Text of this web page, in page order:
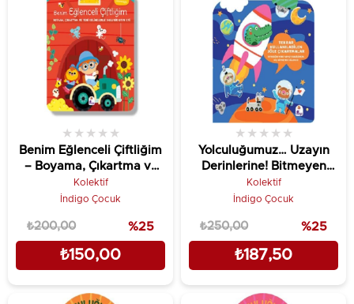
Benim Eğlenceli Çiftliğim
– Boyama, Çıkartma ve
Yeni Kelimelerle Dolu Bir
Oyun Evi (6 sayfa
★ ★ ★ ★ ★
Kolektif
İndigo Çocuk
₺150,00
₺200,00 %25
Yolculuğumuz… Uzayın
Derinlerine! Bitmeyen
Sticker Kitabım
★ ★ ★ ★ ★
Kolektif
İndigo Çocuk
₺187,50
₺250,00 %25